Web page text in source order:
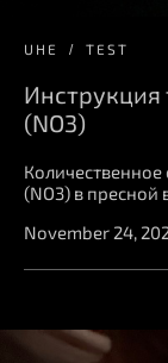
UHE TEST
Инструкция
(NO3)
(NO3) в пресной
November 24,